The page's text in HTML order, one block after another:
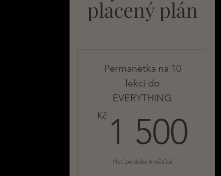
placený plán
Permanetka na 10
lekcí do
EVERYTHING
Kč 1 500
Platí po dobu 6 měsíců